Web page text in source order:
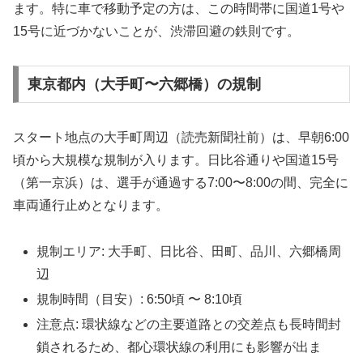
ます。特に車で移動予定の方は、この時間帯に国道1号や
15号に近づかないことが、渋滞回避の鉄則です。
東京都内（大手町〜六郷橋）の規制
スタート地点の大手町周辺（読売新聞社前）は、早朝6:00
頃から大規模な規制が入ります。日比谷通りや国道15号
（第一京浜）は、選手が通過する7:00〜8:00の間、完全に
車両通行止めとなります。
規制エリア: 大手町、日比谷、田町、品川、六郷橋周
辺
規制時間（目安）: 6:50頃 〜 8:10頃
注意点: 環状線などの主要道路との交差点も長時間封
鎖されるため、都心環状線の利用にも影響が出ま